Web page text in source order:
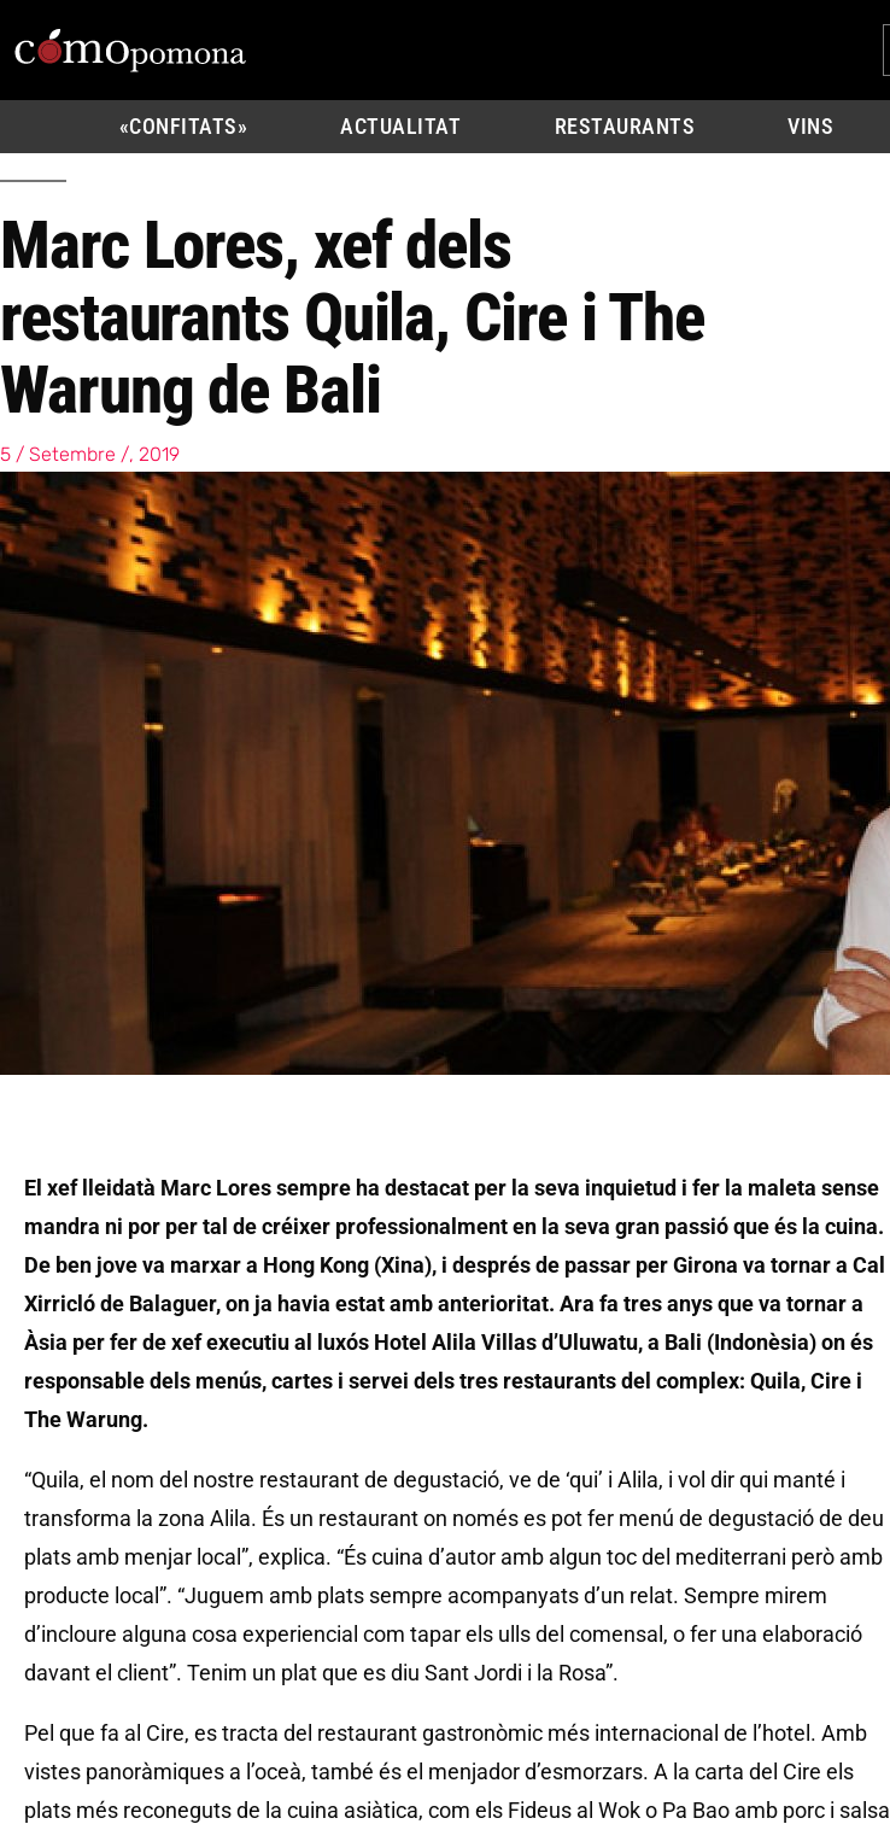
«CONFITATS» ACTUALITAT RESTAURANTS VINS
Marc Lores, xef dels
restaurants Quila, Cire i The
Warung de Bali
5 / Setembre /, 2019
El xef lleidatà Marc Lores sempre ha destacat per la seva inquietud i fer la maleta sense
mandra ni por per tal de créixer professionalment en la seva gran passió que és la cuina.
De ben jove va marxar a Hong Kong (Xina), i després de passar per Girona va tornar a Cal
Xirricló de Balaguer, on ja havia estat amb anterioritat. Ara fa tres anys que va tornar a
Àsia per fer de xef executiu al luxós Hotel Alila Villas d’Uluwatu, a Bali (Indonèsia) on és
responsable dels menús, cartes i servei dels tres restaurants del complex: Quila, Cire i
The Warung.
“Quila, el nom del nostre restaurant de degustació, ve de ‘qui’ i Alila, i vol dir qui manté i
transforma la zona Alila. És un restaurant on només es pot fer menú de degustació de deu
plats amb menjar local”, explica. “És cuina d’autor amb algun toc del mediterrani però amb
producte local”. “Juguem amb plats sempre acompanyats d’un relat. Sempre mirem
d’incloure alguna cosa experiencial com tapar els ulls del comensal, o fer una elaboració
davant el client”. Tenim un plat que es diu Sant Jordi i la Rosa”.
Pel que fa al Cire, es tracta del restaurant gastronòmic més internacional de l’hotel. Amb
vistes panoràmiques a l’oceà, també és el menjador d’esmorzars. A la carta del Cire els
plats més reconeguts de la cuina asiàtica, com els Fideus al Wok o Pa Bao amb porc i salsa